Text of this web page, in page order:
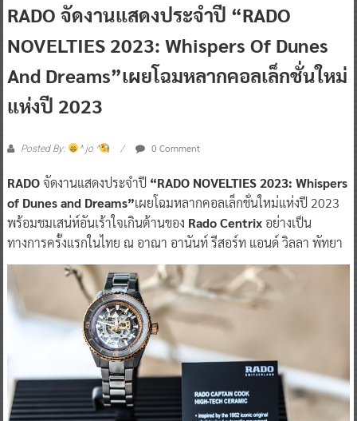
RADO จัดงานแสดงประจำปี “RADO
NOVELTIES 2023: Whispers Of Dunes
And Dreams”เผยโฉมหลากคอลเล็กชั่นใหม่
แห่งปี 2023
Posted By: ^ jo ^ 0 Comment
RADOจัดงานแสดงประจำปี “RADO NOVELTIES 2023: Whispers
of Dunes and Dreams”เผยโฉมหลากคอลเล็กชั่นใหม่แห่งปี 2023
พร้อมชมเสน่ห์อันเร้าใจเกินต้านของ Rado Centrixอย่างเป็น
ทางการครั้งแรกในไทย ณ อาณา อานันท์ รีสอร์ท แอนด์ วิลลา พัทยา